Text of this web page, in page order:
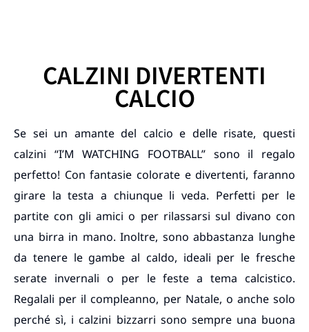
CALZINI DIVERTENTI
CALCIO
Se sei un amante del calcio e delle risate, questi
calzini “I’M WATCHING FOOTBALL” sono il regalo
perfetto! Con fantasie colorate e divertenti, faranno
girare la testa a chiunque li veda. Perfetti per le
partite con gli amici o per rilassarsi sul divano con
una birra in mano. Inoltre, sono abbastanza lunghe
da tenere le gambe al caldo, ideali per le fresche
serate invernali o per le feste a tema calcistico.
Regalali per il compleanno, per Natale, o anche solo
perché sì, i calzini bizzarri sono sempre una buona